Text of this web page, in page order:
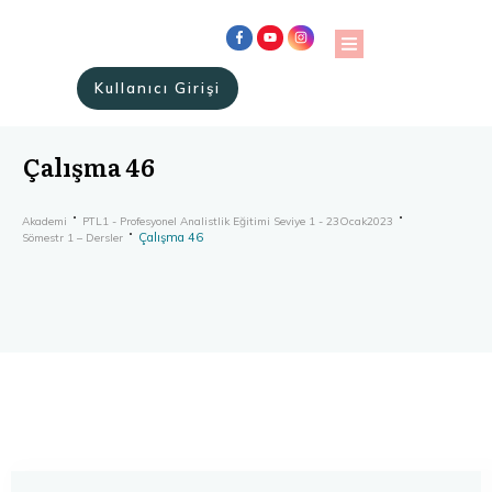
Kullanıcı Girişi
Çalışma 46
Akademi
PTL1 - Profesyonel Analistlik Eğitimi Seviye 1 - 23Ocak2023
Sömestr 1 – Dersler
Çalışma 46